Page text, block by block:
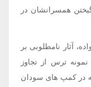
همسرانشان در
آثار نامطلوبی بر
ترس از تجاوز
که در کمپ های سودان